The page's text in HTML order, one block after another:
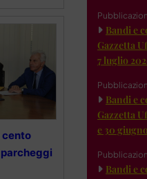
cento
Bandi e
Gazzetta
7 luglio
Bandi e
Gazzetta
e 30
Bandi e